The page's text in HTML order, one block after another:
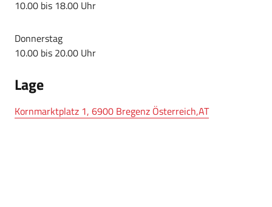
10.00 bis 18.00 Uhr
Donnerstag
10.00 bis 20.00 Uhr
Lage
Kornmarktplatz 1, 6900 Bregenz Österreich,AT